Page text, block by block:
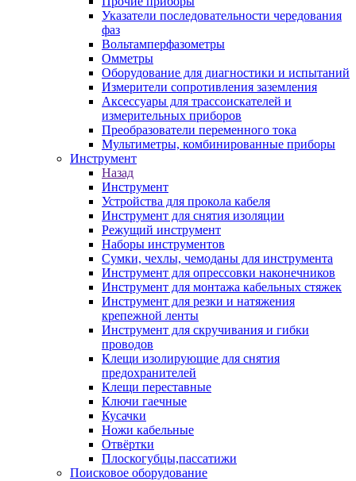
Указатели последовательности чередования
фаз
Вольтамперфазометры
Омметры
Оборудование для диагностики и испытаний
Измерители сопротивления заземления
Аксессуары для трассоискателей и
измерительных приборов
Преобразователи переменного тока
Мультиметры, комбинированные приборы
Инструмент
Назад
Инструмент
Устройства для прокола кабеля
Инструмент для снятия изоляции
Режущий инструмент
Наборы инструментов
Сумки, чехлы, чемоданы для инструмента
Инструмент для опрессовки наконечников
Инструмент для монтажа кабельных стяжек
Инструмент для резки и натяжения
крепежной ленты
Инструмент для скручивания и гибки
проводов
Клещи изолирующие для снятия
предохранителей
Клещи переставные
Ключи гаечные
Кусачки
Ножи кабельные
Отвёртки
Плоскогубцы,пассатижи
Поисковое оборудование